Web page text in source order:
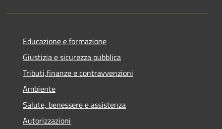
Educazione e formazione
Giustizia e sicurezza pubblica
Tributi,finanze e contravvenzioni
Ambiente
Salute, benessere e assistenza
Autorizzazioni